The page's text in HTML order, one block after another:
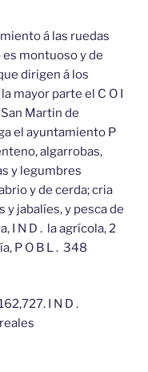
á las ruedas
montuoso y de
dirigen á los
mayor parte el C O I
Martin de
el ayuntamiento P
algarrobas,
y legumbres
y de cerda; cria
y jabalíes, y pesca de
I N D . la agrícola, 2
P O B L . 348
I N D .